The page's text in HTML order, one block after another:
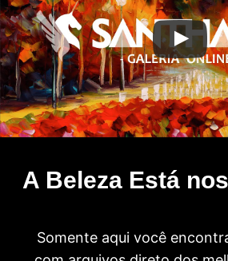
A Beleza Está
Somente aqui você